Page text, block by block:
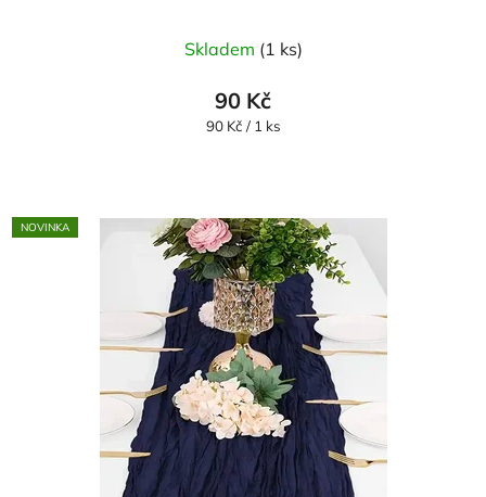
Skladem (1 ks)
90 Kč
Měrná
90 Kč / 1 ks
NOVINKA